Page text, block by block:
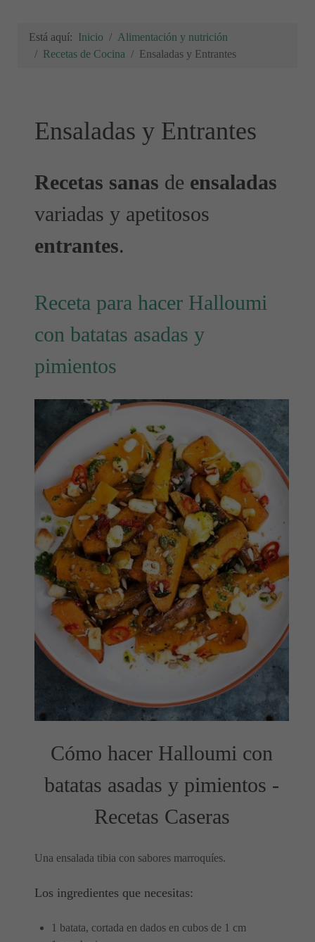
Está aquí: Inicio
Alimentación y nutrición
Recetas de Cocina
Ensaladas y Entrantes
Ensaladas y Entrantes
Recetas sanas de ensaladas
variadas y apetitosos
entrantes.
Receta para hacer Halloumi
con batatas asadas y
pimientos
Cómo hacer Halloumi con
batatas asadas y pimientos -
Recetas Caseras
Una ensalada tibia con sabores marroquíes.
Los ingredientes que necesitas:
1 batata, cortada en dados en cubos de 1 cm